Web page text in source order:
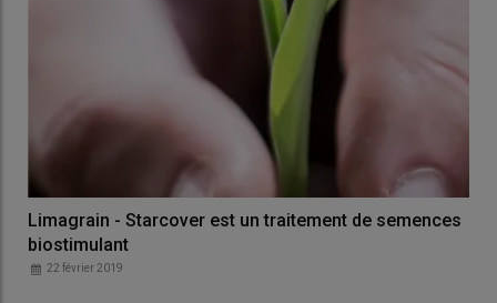
Limagrain - Starcover est un traitement de semences
biostimulant
22 février 2019